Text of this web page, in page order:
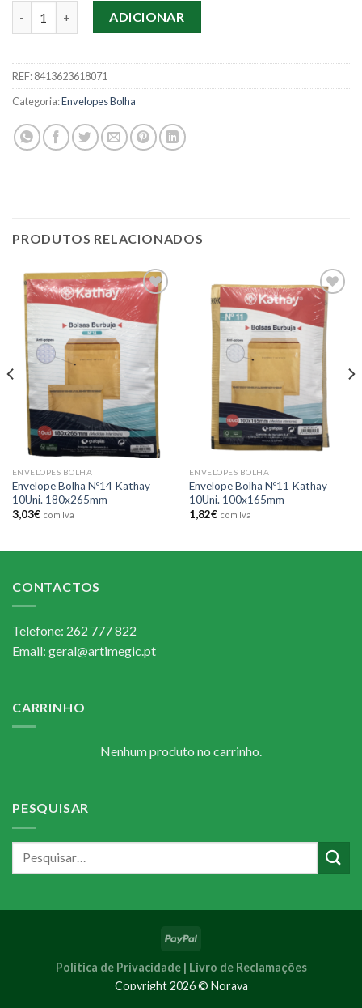
Quantidade de Envelope Bolha Nº17 Kathay 10Uni. 240x340mm
ADICIONAR
REF:8413623618071
Categoria:Envelopes Bolha
PRODUTOS RELACIONADOS
Add to
ENVELOPES BOLHA
Envelope Bolha Nº14 Kathay
10Uni. 180x265mm
3,03€ com Iva
Add to
wishlist
ENVELOPES BOLHA
Envelope Bolha Nº11 Kathay
10Uni. 100x165mm
1,82€ com Iva
CONTACTOS
Telefone: 262 777 822
Email: geral@artimegic.pt
CARRINHO
Nenhum produto no carrinho.
PESQUISAR
Política de Privacidade | Livro de Reclamações
Copyright 2026 © Noraya